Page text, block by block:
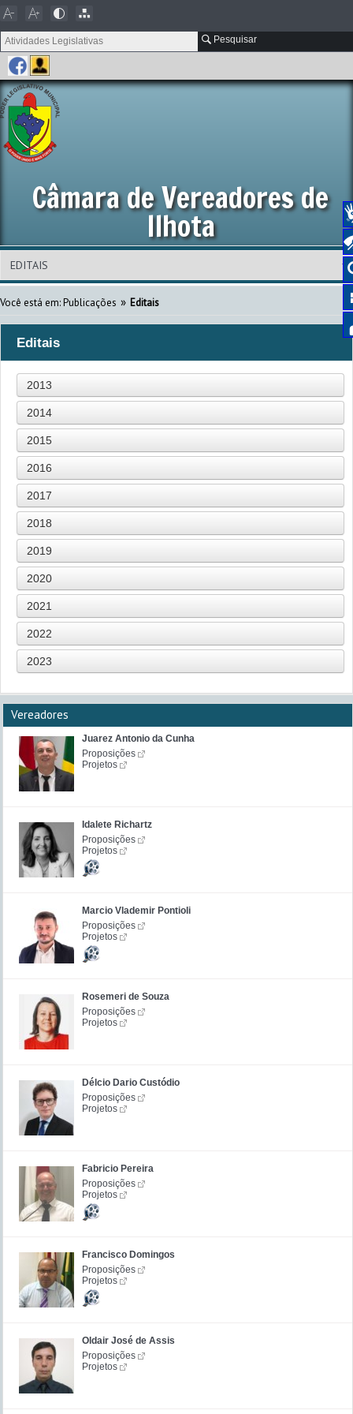
Pesquisar
Câmara de Vereadores de
Ilhota
Você está em:Publicações » Editais
Editais
2013
2014
2015
2016
2017
2018
2019
2020
2021
2022
2023
Vereadores
Juarez Antonio da Cunha
Proposições
Projetos
Idalete Richartz
Proposições
Projetos
Marcio Vlademir Pontioli
Proposições
Projetos
Rosemeri de Souza
Proposições
Projetos
Délcio Dario Custódio
Proposições
Projetos
Fabricio Pereira
Proposições
Projetos
Francisco Domingos
Proposições
Projetos
Oldair José de Assis
Proposições
Projetos